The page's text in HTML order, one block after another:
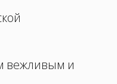
вежливым и